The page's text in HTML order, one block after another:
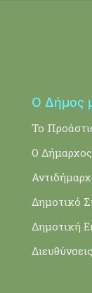
Ο Δήμος
Το
Ο Δήμαρχος
Δημοτικό
Δημοτική
Διευθύνσεις